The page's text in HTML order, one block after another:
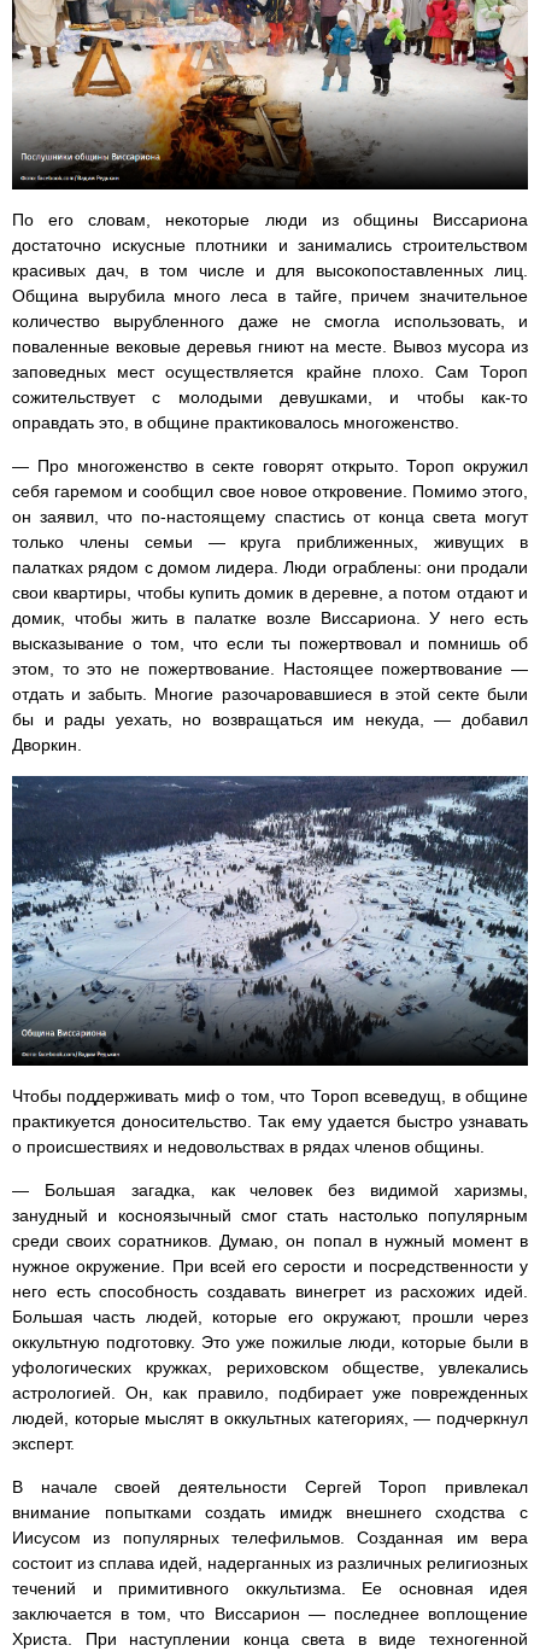
По его словам, некоторые люди из общины Виссариона
достаточно искусные плотники и занимались строительством
красивых дач, в том числе и для высокопоставленных лиц.
Община вырубила много леса в тайге, причем значительное
количество вырубленного даже не смогла использовать, и
поваленные вековые деревья гниют на месте. Вывоз мусора из
заповедных мест осуществляется крайне плохо. Сам Тороп
сожительствует с молодыми девушками, и чтобы как-то
оправдать это, в общине практиковалось многоженство.
— Про многоженство в секте говорят открыто. Тороп окружил
себя гаремом и сообщил свое новое откровение. Помимо этого,
он заявил, что по-настоящему спастись от конца света могут
только члены семьи — круга приближенных, живущих в
палатках рядом с домом лидера. Люди ограблены: они продали
свои квартиры, чтобы купить домик в деревне, а потом отдают и
домик, чтобы жить в палатке возле Виссариона. У него есть
высказывание о том, что если ты пожертвовал и помнишь об
этом, то это не пожертвование. Настоящее пожертвование —
отдать и забыть. Многие разочаровавшиеся в этой секте были
бы и рады уехать, но возвращаться им некуда, — добавил
Дворкин.
Чтобы поддерживать миф о том, что Тороп всеведущ, в общине
практикуется доносительство. Так ему удается быстро узнавать
о происшествиях и недовольствах в рядах членов общины.
— Большая загадка, как человек без видимой харизмы,
занудный и косноязычный смог стать настолько популярным
среди своих соратников. Думаю, он попал в нужный момент в
нужное окружение. При всей его серости и посредственности у
него есть способность создавать винегрет из расхожих идей.
Большая часть людей, которые его окружают, прошли через
оккультную подготовку. Это уже пожилые люди, которые были в
уфологических кружках, рериховском обществе, увлекались
астрологией. Он, как правило, подбирает уже поврежденных
людей, которые мыслят в оккультных категориях, — подчеркнул
эксперт.
В начале своей деятельности Сергей Тороп привлекал
внимание попытками создать имидж внешнего сходства с
Иисусом из популярных телефильмов. Созданная им вера
состоит из сплава идей, надерганных из различных религиозных
течений и примитивного оккультизма. Ее основная идея
заключается в том, что Виссарион — последнее воплощение
Христа. При наступлении конца света в виде техногенной